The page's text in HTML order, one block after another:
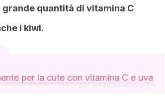
quantità di vitamina C
i kiwi.
per la cute con vitamina C e uva